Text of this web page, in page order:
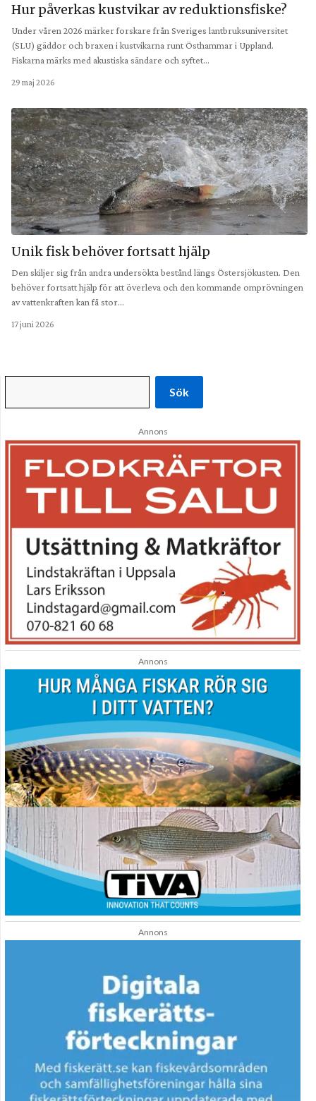
Hur påverkas kustvikar av reduktionsfiske?
Under våren 2026 märker forskare från Sveriges lantbruksuniversitet
(SLU) gäddor och braxen i kustvikarna runt Östhammar i Uppland.
Fiskarna märks med akustiska sändare och syftet…
29 maj 2026
Unik fisk behöver fortsatt hjälp
Den skiljer sig från andra undersökta bestånd längs Östersjökusten. Den
behöver fortsatt hjälp för att överleva och den kommande omprövningen
av vattenkraften kan få stor…
17 juni 2026
Sök
Annons
Annons
Annons